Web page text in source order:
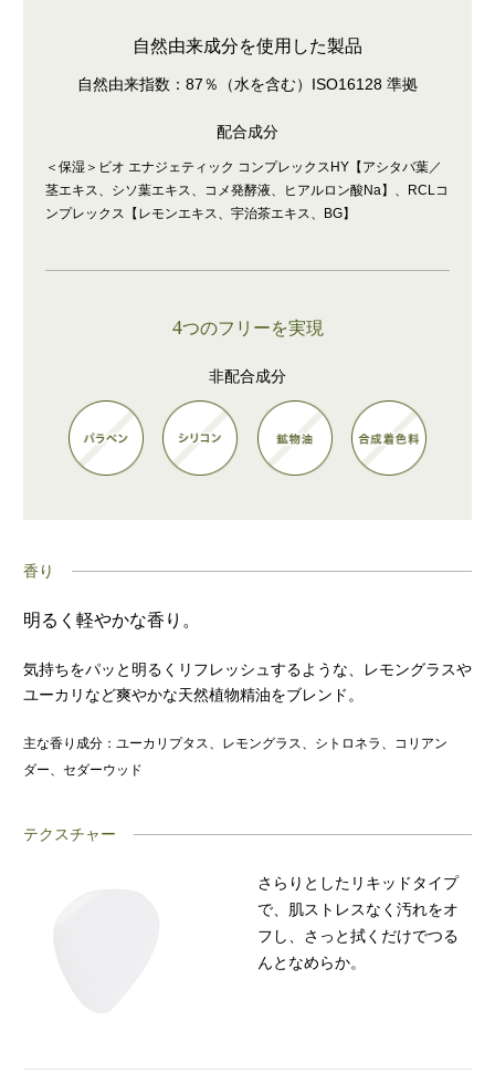
自然由来成分を使用した製品
自然由来指数：87％（水を含む）ISO16128 準拠
配合成分
＜保湿＞ビオ エナジェティック コンプレックスHY【アシタバ葉／
茎エキス、シソ葉エキス、コメ発酵液、ヒアルロン酸Na】、RCLコ
ンプレックス【レモンエキス、宇治茶エキス、BG】
4つのフリーを実現
非配合成分
香り
明るく軽やかな香り。
気持ちをパッと明るくリフレッシュするような、レモングラスや
ユーカリなど爽やかな天然植物精油をブレンド。
主な香り成分：ユーカリプタス、レモングラス、シトロネラ、コリアン
ダー、セダーウッド
テクスチャー
さらりとしたリキッドタイプ
で、肌ストレスなく汚れをオ
フし、さっと拭くだけでつる
んとなめらか。